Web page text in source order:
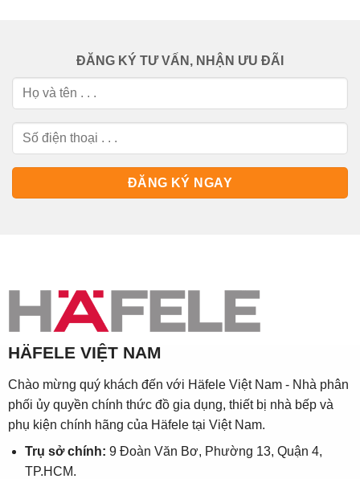
ĐĂNG KÝ TƯ VẤN, NHẬN ƯU ĐÃI
HÄFELE VIỆT NAM
Chào mừng quý khách đến với Häfele Việt Nam - Nhà phân
phối ủy quyền chính thức đồ gia dụng, thiết bị nhà bếp và
phụ kiện chính hãng của Häfele tại Việt Nam.
Trụ sở chính: 9 Đoàn Văn Bơ, Phường 13, Quận 4,
TP.HCM.